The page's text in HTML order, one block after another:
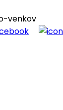
venkov